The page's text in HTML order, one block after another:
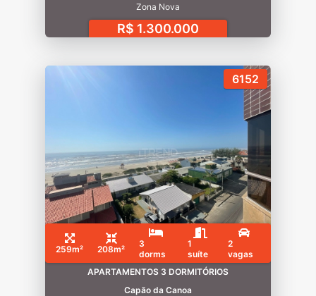
Zona Nova
R$ 1.300.000
6152
259m² 208m²
3
dorms
1
suíte
2
vagas
APARTAMENTOS 3 DORMITÓRIOS
Capão da Canoa